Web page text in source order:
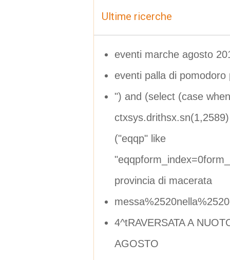
Ultime ricerche
eventi marche agosto
eventi palla di
") and (select (case
("eqqp" like
provincia di macerata
4^tRAVERSATA A
AGOSTO